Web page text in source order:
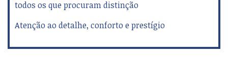
todos os que procuram distinção
Atenção ao detalhe, conforto e prestígio